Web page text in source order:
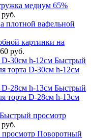
медиум 65%
картинки на
руб.
Быстрый
торта D-30см h-12см
Быстрый
торта D-28см h-13см
Быстрый просмотр
Поворотный